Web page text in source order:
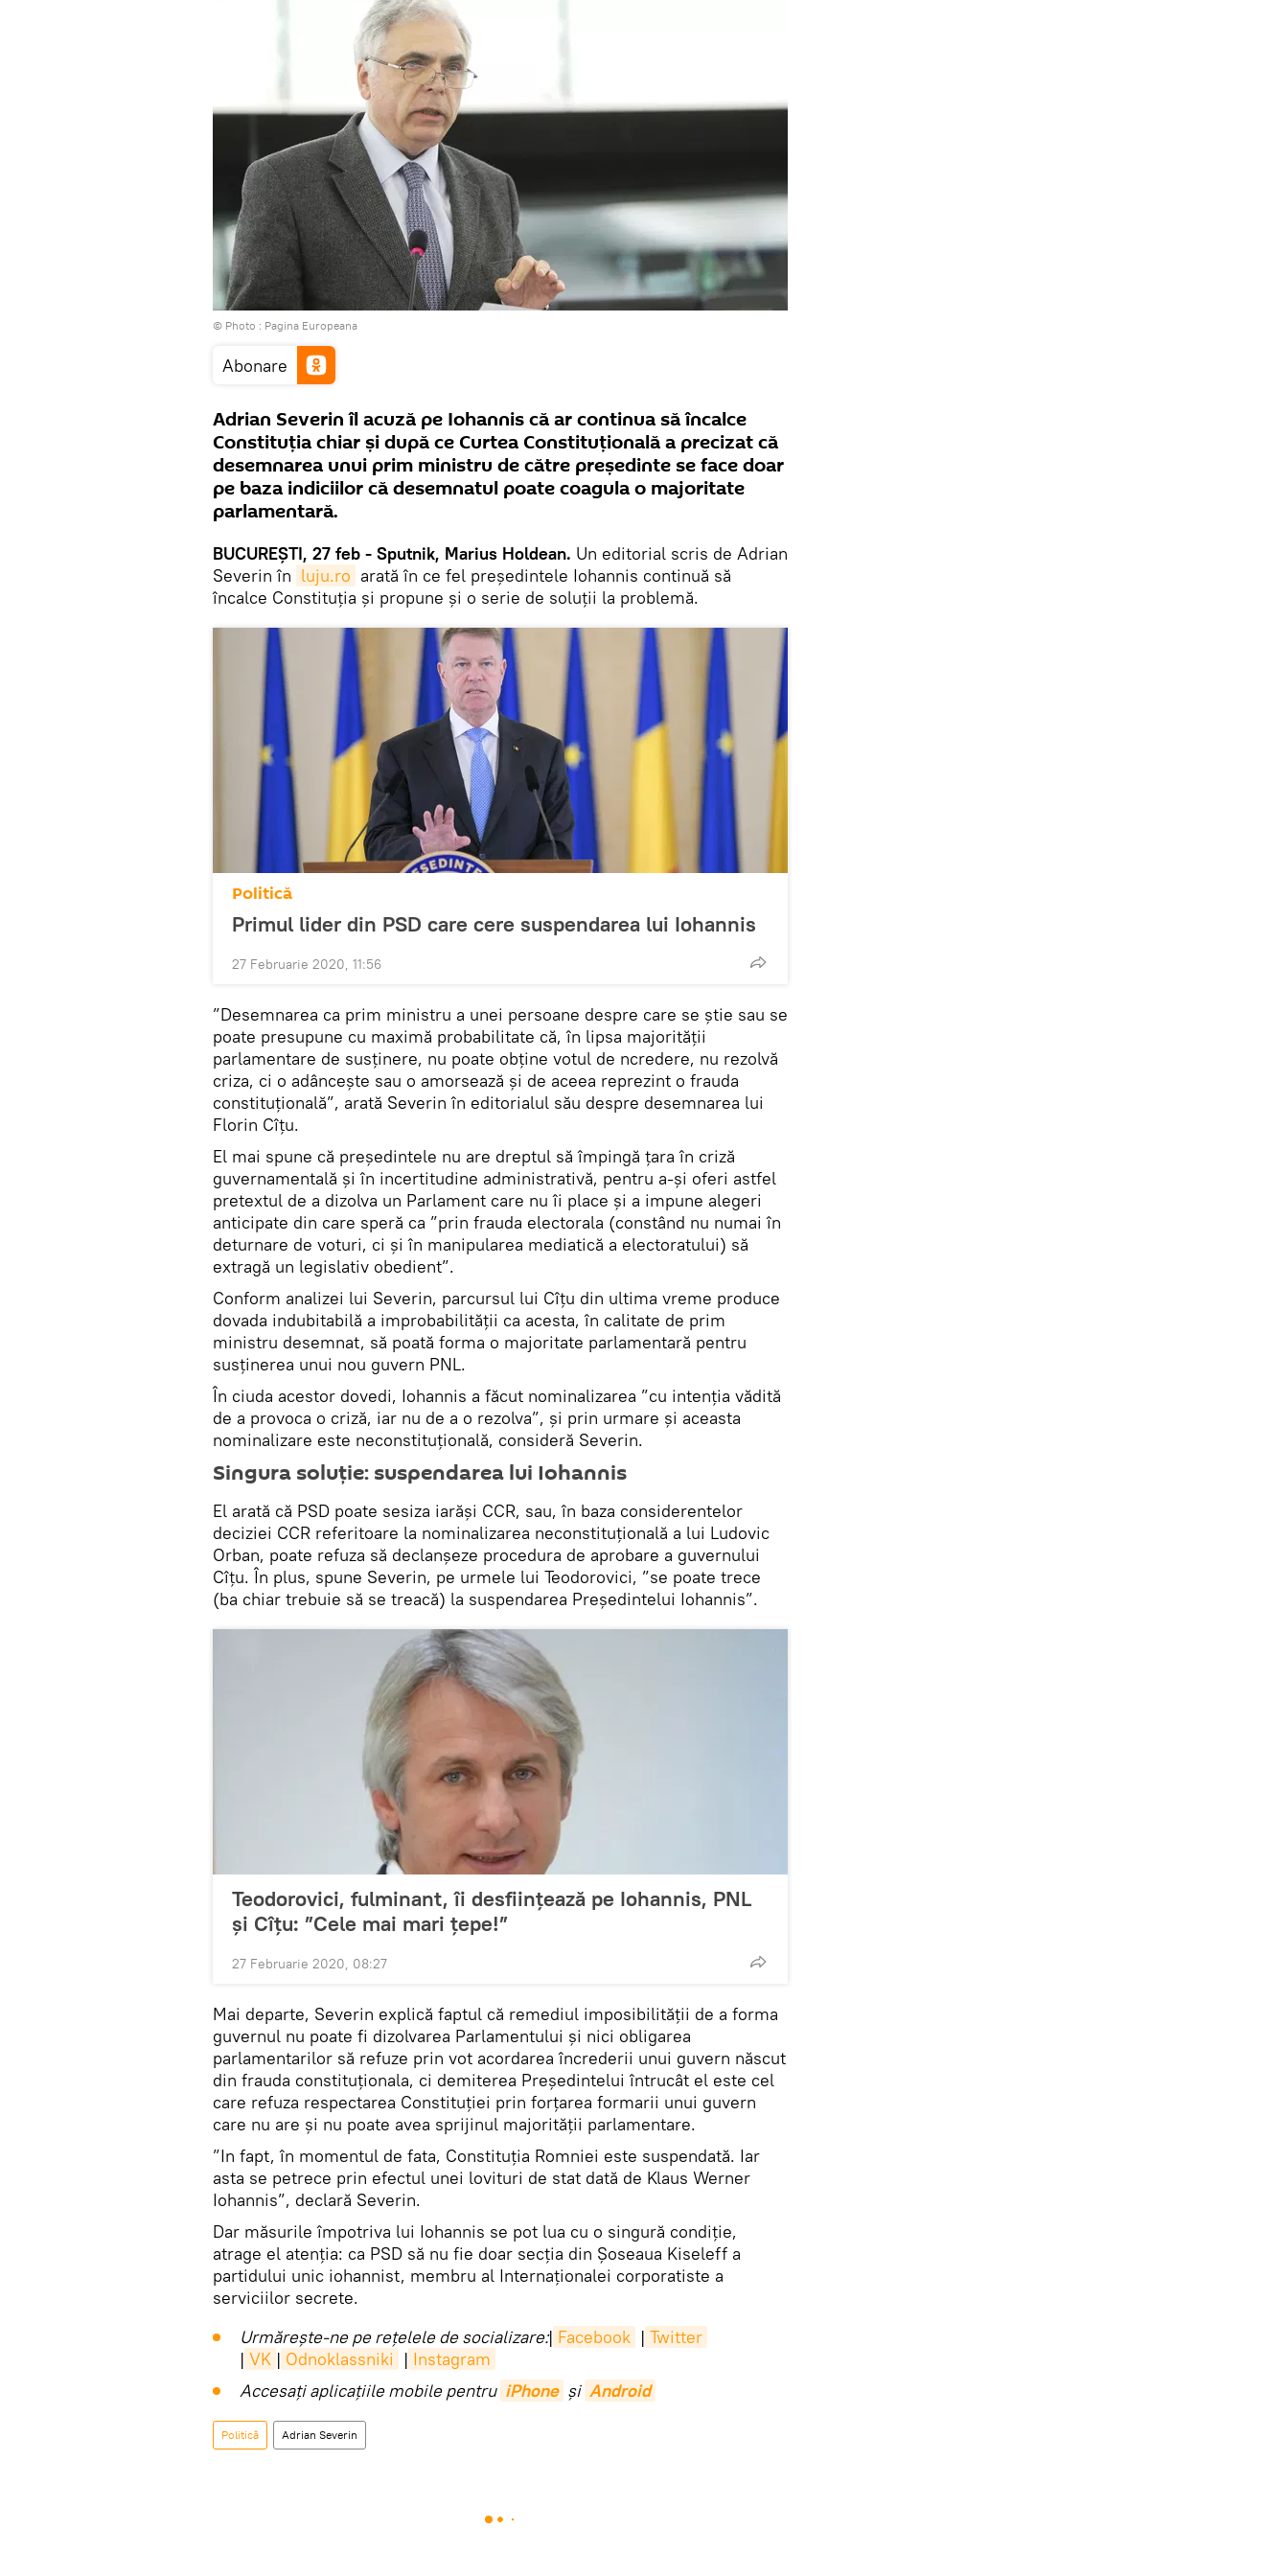
© Photo : Pagina Europeana
Abonare
Adrian Severin îl acuză pe Iohannis că ar continua să încalce
Constituția chiar și după ce Curtea Constituțională a precizat că
desemnarea unui prim ministru de către președinte se face doar
pe baza indiciilor că desemnatul poate coagula o majoritate
parlamentară.
BUCUREȘTI, 27 feb - Sputnik, Marius Holdean. Un editorial scris de Adrian
Severin în luju.ro arată în ce fel președintele Iohannis continuă să
încalce Constituția și propune și o serie de soluții la problemă.
Politică
Primul lider din PSD care cere suspendarea lui Iohannis
27 Februarie 2020, 11:56
”Desemnarea ca prim ministru a unei persoane despre care se știe sau se
poate presupune cu maximă probabilitate că, în lipsa majorității
parlamentare de susținere, nu poate obține votul de ncredere, nu rezolvă
criza, ci o adâncește sau o amorsează și de aceea reprezint o frauda
constituțională”, arată Severin în editorialul său despre desemnarea lui
Florin Cîțu.
El mai spune că președintele nu are dreptul să împingă țara în criză
guvernamentală și în incertitudine administrativă, pentru a-și oferi astfel
pretextul de a dizolva un Parlament care nu îi place și a impune alegeri
anticipate din care speră ca ”prin frauda electorala (constând nu numai în
deturnare de voturi, ci și în manipularea mediatică a electoratului) să
extragă un legislativ obedient”.
Conform analizei lui Severin, parcursul lui Cîțu din ultima vreme produce
dovada indubitabilă a improbabilității ca acesta, în calitate de prim
ministru desemnat, să poată forma o majoritate parlamentară pentru
susținerea unui nou guvern PNL.
În ciuda acestor dovedi, Iohannis a făcut nominalizarea ”cu intenția vădită
de a provoca o criză, iar nu de a o rezolva”, și prin urmare și aceasta
nominalizare este neconstituțională, consideră Severin.
Singura soluție: suspendarea lui Iohannis
El arată că PSD poate sesiza iarăși CCR, sau, în baza considerentelor
deciziei CCR referitoare la nominalizarea neconstituțională a lui Ludovic
Orban, poate refuza să declanșeze procedura de aprobare a guvernului
Cîțu. În plus, spune Severin, pe urmele lui Teodorovici, ”se poate trece
(ba chiar trebuie să se treacă) la suspendarea Președintelui Iohannis”.
Teodorovici, fulminant, îi desființează pe Iohannis, PNL
și Cîțu: ”Cele mai mari țepe!”
27 Februarie 2020, 08:27
Mai departe, Severin explică faptul că remediul imposibilității de a forma
guvernul nu poate fi dizolvarea Parlamentului și nici obligarea
parlamentarilor să refuze prin vot acordarea încrederii unui guvern născut
din frauda constituționala, ci demiterea Președintelui întrucât el este cel
care refuza respectarea Constituției prin forțarea formarii unui guvern
care nu are și nu poate avea sprijinul majorității parlamentare.
”In fapt, în momentul de fata, Constituția Romniei este suspendată. Iar
asta se petrece prin efectul unei lovituri de stat dată de Klaus Werner
Iohannis”, declară Severin.
Dar măsurile împotriva lui Iohannis se pot lua cu o singură condiție,
atrage el atenția: ca PSD să nu fie doar secția din Șoseaua Kiseleff a
partidului unic iohannist, membru al Internaționalei corporatiste a
serviciilor secrete.
Urmărește-ne pe rețelele de socializare:| Facebook | Twitter
| VK | Odnoklassniki | Instagram
Accesaţi aplicaţiile mobile pentru iPhone și Android
Politică Adrian Severin